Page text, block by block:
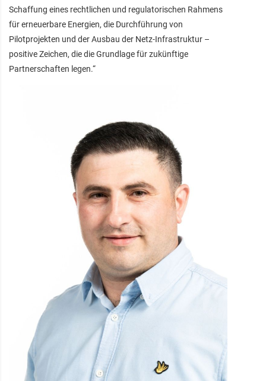
Schaffung eines rechtlichen und regulatorischen Rahmens
für erneuerbare Energien, die Durchführung von
Pilotprojekten und der Ausbau der Netz-Infrastruktur –
positive Zeichen, die die Grundlage für zukünftige
Partnerschaften legen.“